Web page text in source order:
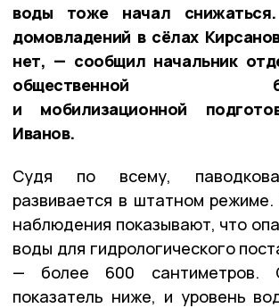
воды тоже начал снижаться.
домовладений в сёлах
нет, — сообщил начальник
общественной
и мобилизационной
Иванов.
Судя по всему,
развивается в штатном
наблюдения показывают, что
воды для гидрологического
— более 600 сантиметров.
показатель ниже, и уровень